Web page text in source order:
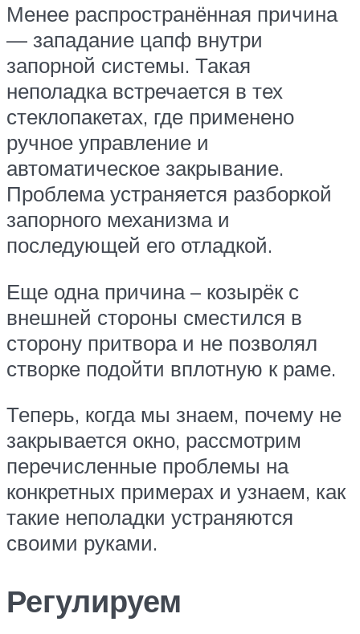
Менее распространённая причина
— западание цапф внутри
запорной системы. Такая
неполадка встречается в тех
стеклопакетах, где применено
ручное управление и
автоматическое закрывание.
Проблема устраняется разборкой
запорного механизма и
последующей его отладкой.
Еще одна причина – козырёк с
внешней стороны сместился в
сторону притвора и не позволял
створке подойти вплотную к раме.
Теперь, когда мы знаем, почему не
закрывается окно, рассмотрим
перечисленные проблемы на
конкретных примерах и узнаем, как
такие неполадки устраняются
своими руками.
Регулируем